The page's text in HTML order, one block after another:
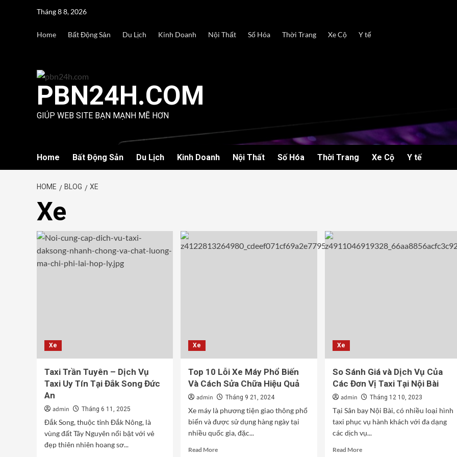
Tháng 8 8, 2026
Home Bất Động Sản Du Lịch Kinh Doanh Nội Thất Số Hóa Thời Trang Xe Cộ Y tế
PBN24H.COM
GIÚP WEB SITE BẠN MẠNH MẼ HƠN
Home Bất Động Sản Du Lịch Kinh Doanh Nội Thất Số Hóa Thời Trang Xe Cộ Y tế
HOME BLOG XE
Xe
Xe
Taxi Trần Tuyên – Dịch Vụ
Taxi Uy Tín Tại Đắk Song Đức
An
admin Tháng 6 11, 2025
Đắk Song, thuộc tỉnh Đắk Nông, là
vùng đất Tây Nguyên nổi bật với vẻ
đẹp thiên nhiên hoang sơ...
Xe
Top 10 Lỗi Xe Máy Phổ Biến
Và Cách Sửa Chữa Hiệu Quả
admin Tháng 9 21, 2024
Xe máy là phương tiện giao thông phổ
biến và được sử dụng hàng ngày tại
nhiều quốc gia, đặc...
Read MoreRead
Xe
So Sánh Giá và Dịch Vụ Của
Các Đơn Vị Taxi Tại Nội Bài
admin Tháng 12 10, 2023
Tại Sân bay Nội Bài, có nhiều loại hình
taxi phục vụ hành khách với đa dạng
các dịch vụ...
Read MoreRead